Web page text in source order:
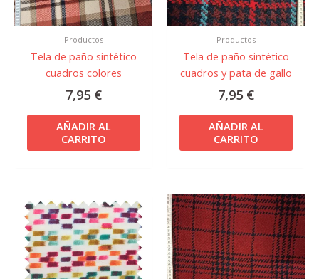
Productos
Tela de paño sintético
cuadros colores
7,95 €
AÑADIR AL
CARRITO
Productos
Tela de paño sintético
cuadros y pata de gallo
7,95 €
AÑADIR AL
CARRITO